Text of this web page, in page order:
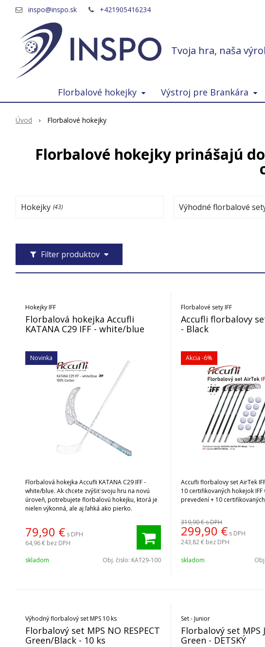
Tvoja hra, naša
inspo@inspo.sk +421905416234
Florbalové hokejky Výstroj pre Brankára
Úvod Florbalové hokejky
Florbalové hokejky prinášajú
Hokejky (43) Výhodné florbalové
Filter produktov
Hokejky IFF
Florbalová hokejka Accufli
KATANA C29 IFF - white/blue
Novinka
Florbalová hokejka Accufli KATANA C29 IFF -
white/blue. Ak chcete zvýšiť svoju hru na novú
úroveň, potrebujete florbalovú hokejku, ktorá je
nielen výkonná, ale aj ľahká ako pierko.
79,90 € s DPH
64,96 € bez DPH
skladom Obj. čislo: KAT29-100
Florbalové sety IFF
Accufli florbalovy
- Black
Akcia -6%
Accufli florbalovy set AirTek
10 certifikovaných hokejok IFF
prevedení + 10
319,90 €s DPH
299,90 € s DPH
243,82 € bez DPH
skladom
Výhodný florbalový set MPS 10 ks
Florbalový set MPS NO RESPECT
Green/Black - 10 ks
Set - Junior
Florbalový set MPS
Green - DETSKÝ